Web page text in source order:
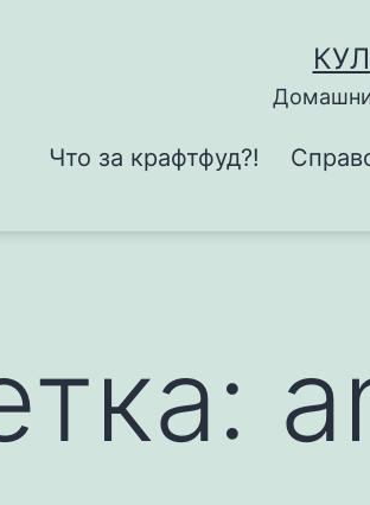
Что за крафтфуд?!